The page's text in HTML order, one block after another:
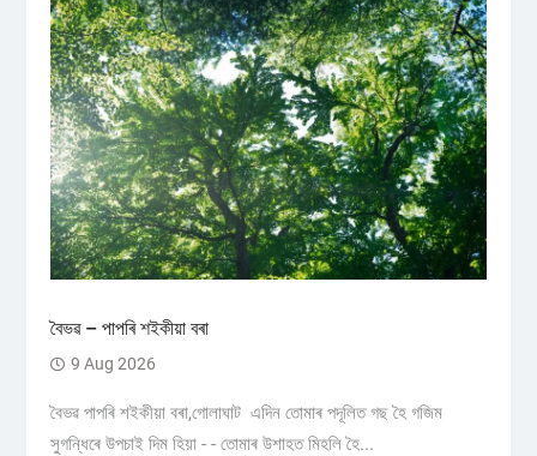
বৈভৱ – পাপৰি শইকীয়া বৰা
9 Aug 2026
বৈভৱ পাপৰি শইকীয়া বৰা,গোলাঘাট এদিন তোমাৰ পদূলিত গছ হৈ গজিম
সুগন্ধিৰে উপচাই দিম হিয়া - - তোমাৰ উশাহত মিহলি হৈ...